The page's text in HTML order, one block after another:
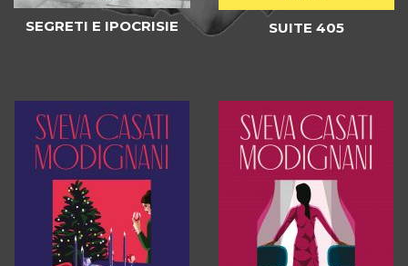
SEGRETI E IPOCRISIE SUITE 405